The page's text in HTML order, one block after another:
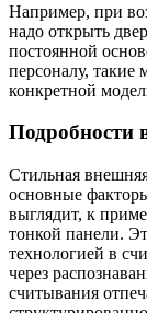
Например, при
надо открыть
постоянной
персоналу, такие
конкретной
Подробности
Стильная
основные
выглядит, к
тонкой панели.
технологией в
через
считывания